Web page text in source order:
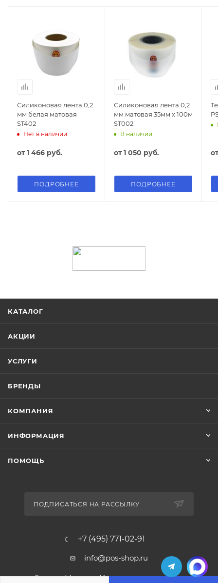
Силиконовая лента 0,2
мм белая матовая
ST402
Нет в наличии
от1 466 руб.
ПОДРОБНЕЕ
Силиконовая лента 0,2
мм матовая 35мм х 100м
ST002
В наличии
от1 050 руб.
ПОДРОБНЕЕ
КАТАЛОГ
АКЦИИ
УСЛУГИ
БРЕНДЫ
КОМПАНИЯ
ИНФОРМАЦИЯ
ПОМОЩЬ
ПОДПИСАТЬСЯ НА РАССЫЛКУ
+7 (495) 771-02-91
info@pos-shop.ru
Магазин Интелис торговое